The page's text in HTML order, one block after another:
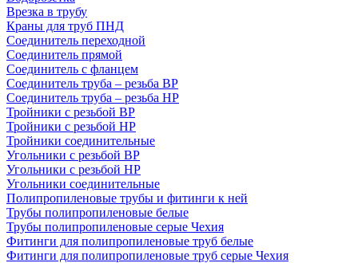
Врезка в трубу
Краны для труб ПНД
Соединитель переходной
Соединитель прямой
Соединитель с фланцем
Соединитель труба – резьба ВР
Соединитель труба – резьба НР
Тройники с резьбой ВР
Тройники с резьбой НР
Тройники соединительные
Угольники с резьбой ВР
Угольники с резьбой НР
Угольники соединительные
Полипропиленовые трубы и фитинги к ней
Трубы полипропиленовые белые
Трубы полипропиленовые серые Чехия
Фитинги для полипропиленовые труб белые
Фитинги для полипропиленовые труб серые Чехия